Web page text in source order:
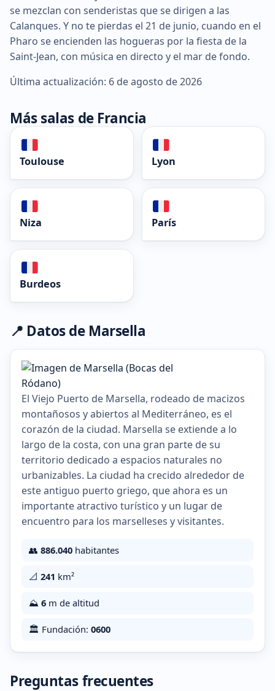
se mezclan con senderistas que se dirigen a las
Calanques. Y no te pierdas el 21 de junio, cuando en el
Pharo se encienden las hogueras por la fiesta de la
Saint-Jean, con música en directo y el mar de fondo.
Última actualización: 6 de agosto de 2026
Más salas de Francia
Toulouse Lyon
Niza París
Burdeos
📍 Datos de Marsella
El Viejo Puerto de Marsella, rodeado de macizos
montañosos y abiertos al Mediterráneo, es el
corazón de la ciudad. Marsella se extiende a lo
largo de la costa, con una gran parte de su
territorio dedicado a espacios naturales no
urbanizables. La ciudad ha crecido alrededor de
este antiguo puerto griego, que ahora es un
importante atractivo turístico y un lugar de
encuentro para los marselleses y visitantes.
👥 886.040 habitantes
📐 241 km²
⛰️ 6 m de altitud
🏛️ Fundación: 0600
Preguntas frecuentes